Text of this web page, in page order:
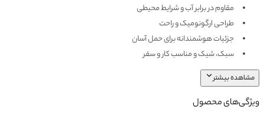
مقاوم در برابر آب و شرایط محیطی
طراحی ارگونومیک و راحت
جزئیات هوشمندانه برای حمل آسان
سبک، شیک و مناسب کار و سفر
مشاهده بیشتر
ویژگی‌های محصول